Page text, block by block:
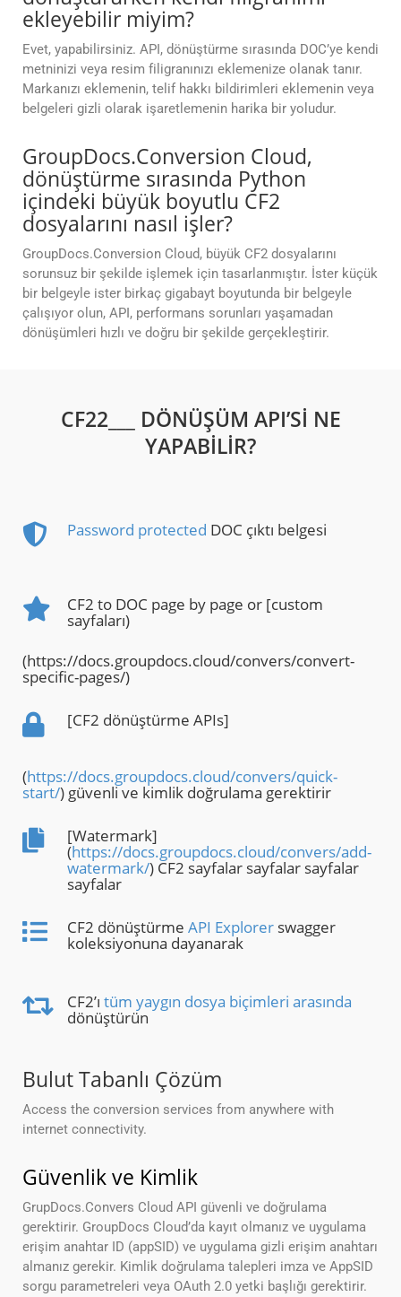
ekleyebilir miyim?
Evet, yapabilirsiniz. API, dönüştürme sırasında DOC’ye kendi
metninizi veya resim filigranınızı eklemenize olanak tanır.
Markanızı eklemenin, telif hakkı bildirimleri eklemenin veya
belgeleri gizli olarak işaretlemenin harika bir yoludur.
GroupDocs.Conversion Cloud,
dönüştürme sırasında Python
içindeki büyük boyutlu CF2
dosyalarını nasıl işler?
GroupDocs.Conversion Cloud, büyük CF2 dosyalarını
sorunsuz bir şekilde işlemek için tasarlanmıştır. İster küçük
bir belgeyle ister birkaç gigabayt boyutunda bir belgeyle
çalışıyor olun, API, performans sorunları yaşamadan
dönüşümleri hızlı ve doğru bir şekilde gerçekleştirir.
CF22___ DÖNÜŞÜM API’SI NE
YAPABILIR?
Password protected DOC çıktı belgesi
CF2 to DOC page by page or [custom
sayfaları)
(https://docs.groupdocs.cloud/convers/convert-
specific-pages/)
[CF2 dönüştürme APIs]
(https://docs.groupdocs.cloud/convers/quick-
start/) güvenli ve kimlik doğrulama gerektirir
[Watermark]
(https://docs.groupdocs.cloud/convers/add-
watermark/) CF2 sayfalar sayfalar sayfalar
sayfalar
CF2 dönüştürme API Explorer swagger
koleksiyonuna dayanarak
CF2’ı tüm yaygın dosya biçimleri arasında
dönüştürün
Bulut Tabanlı Çözüm
Access the conversion services from anywhere with
internet connectivity.
Güvenlik ve Kimlik
GrupDocs.Convers Cloud API güvenli ve doğrulama
gerektirir. GroupDocs Cloud’da kayıt olmanız ve uygulama
erişim anahtar ID (appSID) ve uygulama gizli erişim anahtarı
almanız gerekir. Kimlik doğrulama talepleri imza ve AppSID
sorgu parametreleri veya OAuth 2.0 yetki başlığı gerektirir.